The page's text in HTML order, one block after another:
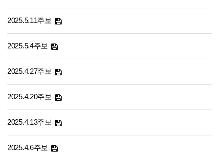
2025.5.11주보
2025.5.4주보
2025.4.27주보
2025.4.20주보
2025.4.13주보
2025.4.6주보